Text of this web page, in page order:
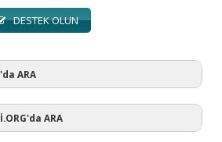
DESTEK OLUN
ARA
ARA